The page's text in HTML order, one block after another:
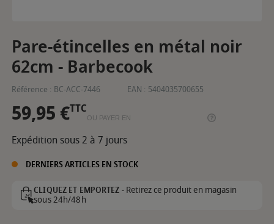
Pare-étincelles en métal noir
62cm - Barbecook
Référence : BC-ACC-7446 EAN : 5404035700655
59,95 €TTC
OU PAYER EN
Expédition sous 2 à 7 jours
DERNIERS ARTICLES EN STOCK
CLIQUEZ ET EMPORTEZ -Retirez ce produit en magasin
sous 24h/48h